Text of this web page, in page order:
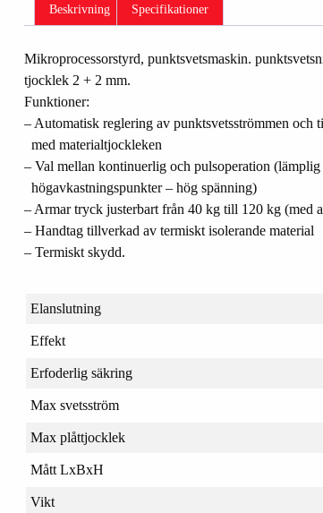
Beskrivning Specifikationer
Mikroprocessorstyrd, punktsvetsmaskin.
tjocklek 2 + 2 mm.
Funktioner:
– Automatisk reglering av punktsvetsströmmen och
med materialtjockleken
– Val mellan kontinuerlig och pulsoperation
högavkastningspunkter – hög spänning)
– Armar tryck justerbart från 40 kg till 120 kg (med
– Handtag tillverkad av termiskt isolerande material
– Termiskt skydd.
Elanslutning
Effekt
Erfoderlig säkring
Max svetsström
Max plåttjocklek
Mått LxBxH
Vikt